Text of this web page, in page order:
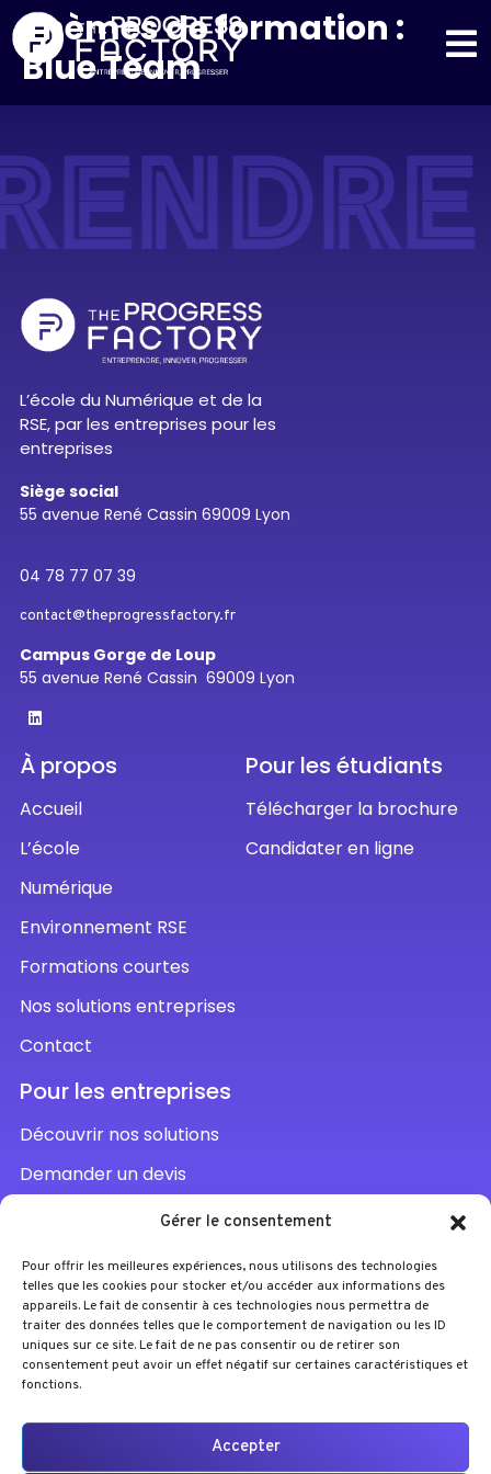
Gérer le consentement
Pour offrir les meilleures expériences, nous utilisons des technologies
telles que les cookies pour stocker et/ou accéder aux informations des
appareils. Le fait de consentir à ces technologies nous permettra de
traiter des données telles que le comportement de navigation ou les ID
uniques sur ce site. Le fait de ne pas consentir ou de retirer son
consentement peut avoir un effet négatif sur certaines caractéristiques et
fonctions.
Accepter
Thèmes de formation :
Blue Team
L’école du Numérique et de la
RSE, par les entreprises pour les
entreprises
Siège social
55 avenue René Cassin 69009 Lyon
04 78 77 07 39
contact@theprogressfactory.fr
Campus Gorge de Loup
55 avenue René Cassin 69009 Lyon
À propos
Accueil
L’école
Numérique
Environnement RSE
Formations courtes
Nos solutions entreprises
Contact
Pour les étudiants
Télécharger la brochure
Candidater en ligne
Pour les entreprises
Découvrir nos solutions
Demander un devis
Parler à un conseiller